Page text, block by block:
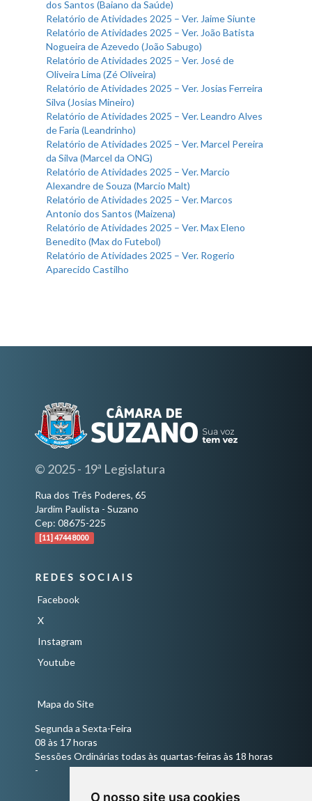
O nosso site usa cookies
dos Santos (Baiano da Saúde)
Relatório de Atividades 2025 – Ver. Jaime Siunte
Relatório de Atividades 2025 – Ver. João Batista
Nogueira de Azevedo (João Sabugo)
Relatório de Atividades 2025 – Ver. José de
Oliveira Lima (Zé Oliveira)
Relatório de Atividades 2025 – Ver. Josias Ferreira
Silva (Josias Mineiro)
Relatório de Atividades 2025 – Ver. Leandro Alves
de Faria (Leandrinho)
Relatório de Atividades 2025 – Ver. Marcel Pereira
da Silva (Marcel da ONG)
Relatório de Atividades 2025 – Ver. Marcio
Alexandre de Souza (Marcio Malt)
Relatório de Atividades 2025 – Ver. Marcos
Antonio dos Santos (Maizena)
Relatório de Atividades 2025 – Ver. Max Eleno
Benedito (Max do Futebol)
Relatório de Atividades 2025 – Ver. Rogerio
Aparecido Castilho
© 2025 - 19ª Legislatura
Rua dos Três Poderes, 65
Jardim Paulista - Suzano
Cep: 08675-225
[11] 4744 8000
REDES SOCIAIS
Facebook
X
Instagram
Youtube
Mapa do Site
Segunda a Sexta-Feira
08 às 17 horas
Sessões Ordinárias todas às quartas-feiras às 18 horas
-